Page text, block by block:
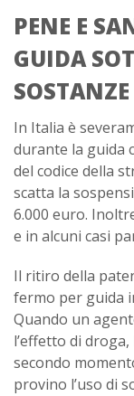
PENE E
GUIDA
In Italia è
durante la guida
del codice della
scatta la
6.000 euro.
e in alcuni casi
Il ritiro della
fermo per guida
Quando un
l’effetto di
secondo
provino l’uso di